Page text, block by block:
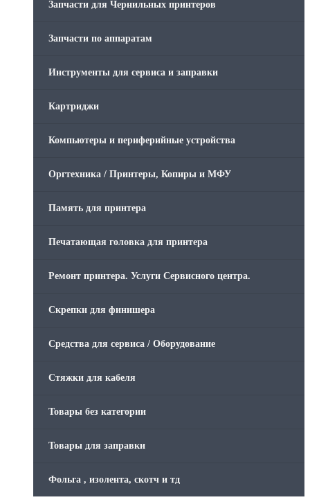
Запчасти для Чернильных принтеров
Запчасти по аппаратам
Инструменты для сервиса и заправки
Картриджи
Компьютеры и периферийные устройства
Оргтехника / Принтеры, Копиры и МФУ
Память для принтера
Печатающая головка для принтера
Ремонт принтера. Услуги Сервисного центра.
Скрепки для финишера
Средства для сервиса / Оборудование
Стяжки для кабеля
Товары без категории
Товары для заправки
Фольга , изолента, скотч и тд